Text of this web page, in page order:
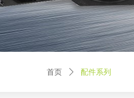
首页 ꄲ 配件系列